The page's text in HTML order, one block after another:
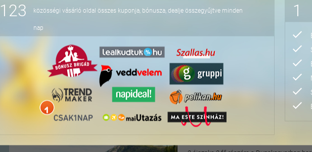
123 közösségi vásárló oldal összes kuponja, bónusza, dealje összegyűjtve minden
nap
1
-41% Pihentető napok
2 éjszaka 2 fő részére félpanzióval, az
Hotel Írisz
4431 Nyíregyháza, Szódaház u. 10.
maiUtazás
69.900 Ft
Hangulatos pihenés a